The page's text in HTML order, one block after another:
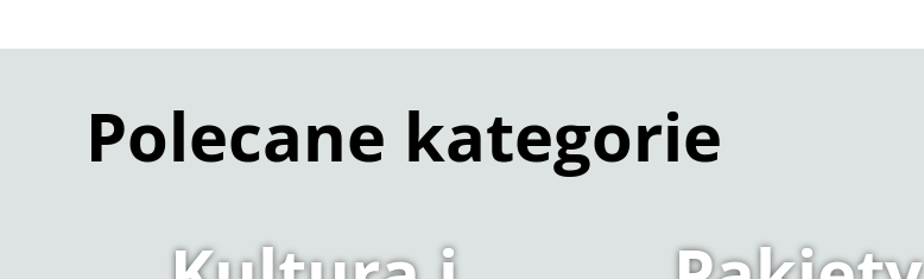
Polecane kategorie